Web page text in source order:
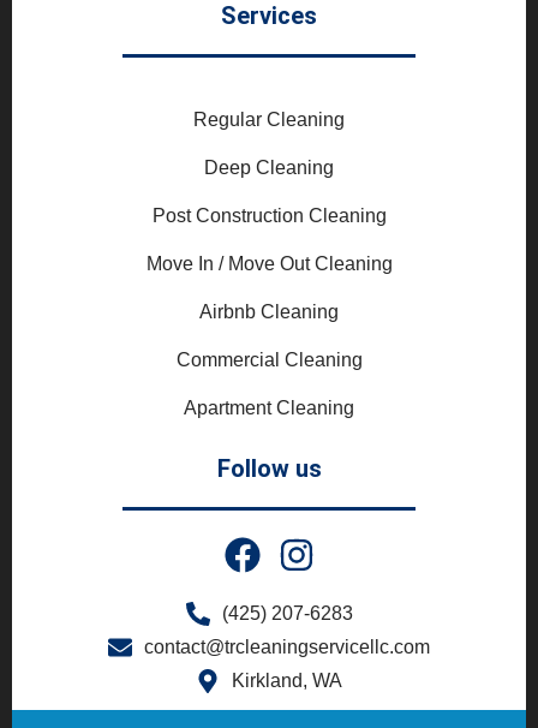
Services
Regular Cleaning
Deep Cleaning
Post Construction Cleaning
Move In / Move Out Cleaning
Airbnb Cleaning
Commercial Cleaning
Apartment Cleaning
Follow us
(425) 207-6283
contact@trcleaningservicellc.com
Kirkland, WA